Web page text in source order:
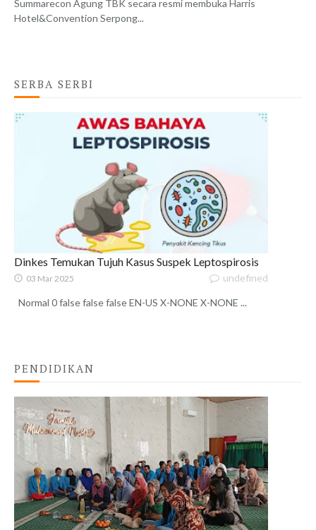
Summarecon Agung TBK secara resmi membuka Harris
Hotel&Convention Serpong...
SERBA SERBI
Dinkes Temukan Tujuh Kasus Suspek Leptospirosis
03 Mar 2025 undefined
Normal 0 false false false EN-US X-NONE X-NONE ...
PENDIDIKAN